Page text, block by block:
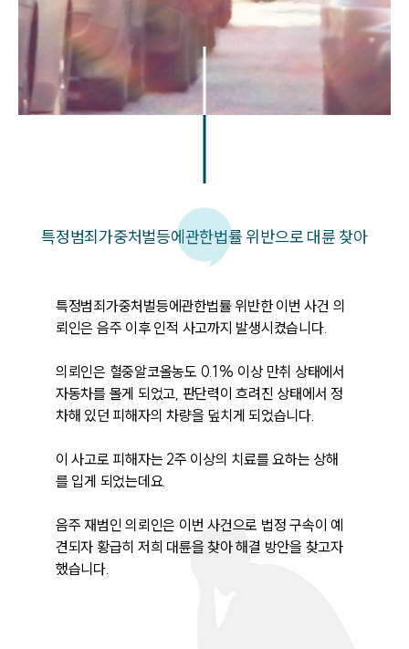
특정범죄가중처벌등에관한법률 위반으로 대륜 찾아
특정범죄가중처벌등에관한법률 위반한 이번 사건 의
뢰인은 음주 이후 인적 사고까지 발생시켰습니다.
의뢰인은 혈중알코올농도 0.1% 이상 만취 상태에서
자동차를 몰게 되었고, 판단력이 흐려진 상태에서 정
차해 있던 피해자의 차량을 덮치게 되었습니다.
이 사고로 피해자는 2주 이상의 치료를 요하는 상해
를 입게 되었는데요.
음주 재범인 의뢰인은 이번 사건으로 법정 구속이 예
견되자 황급히 저희 대륜을 찾아 해결 방안을 찾고자
했습니다.